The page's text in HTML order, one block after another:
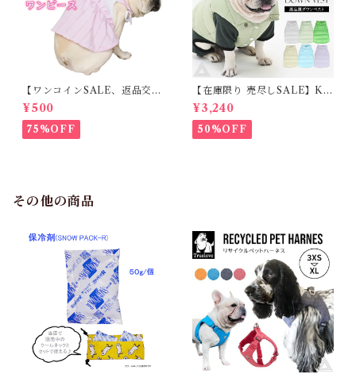
【ワンコインSALE、返品交換
不可】KM171SK フレンチブ
ルドック 犬服 女の子 ピンク
スカート
¥500
75%OFF
【在庫限り 売尽しSALE】K
M952Tダウンベスト 100%ダ
ウン・フェザー 犬 犬服 ダウン
ジャケット ベスト フレンチブ
ルドッグ 冬服 極暖 暖かい 可
¥3,240
50%OFF
その他の商品